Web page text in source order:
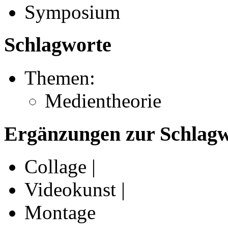
Symposium
Schlagworte
Themen:
Medientheorie
Ergänzungen zur
Collage |
Videokunst |
Montage